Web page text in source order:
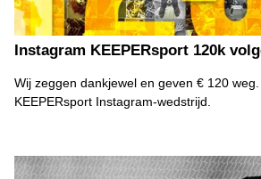
Instagram KEEPERsport 120k
Wij zeggen dankjewel en geven € 120
KEEPERsport Instagram-wedstrijd.